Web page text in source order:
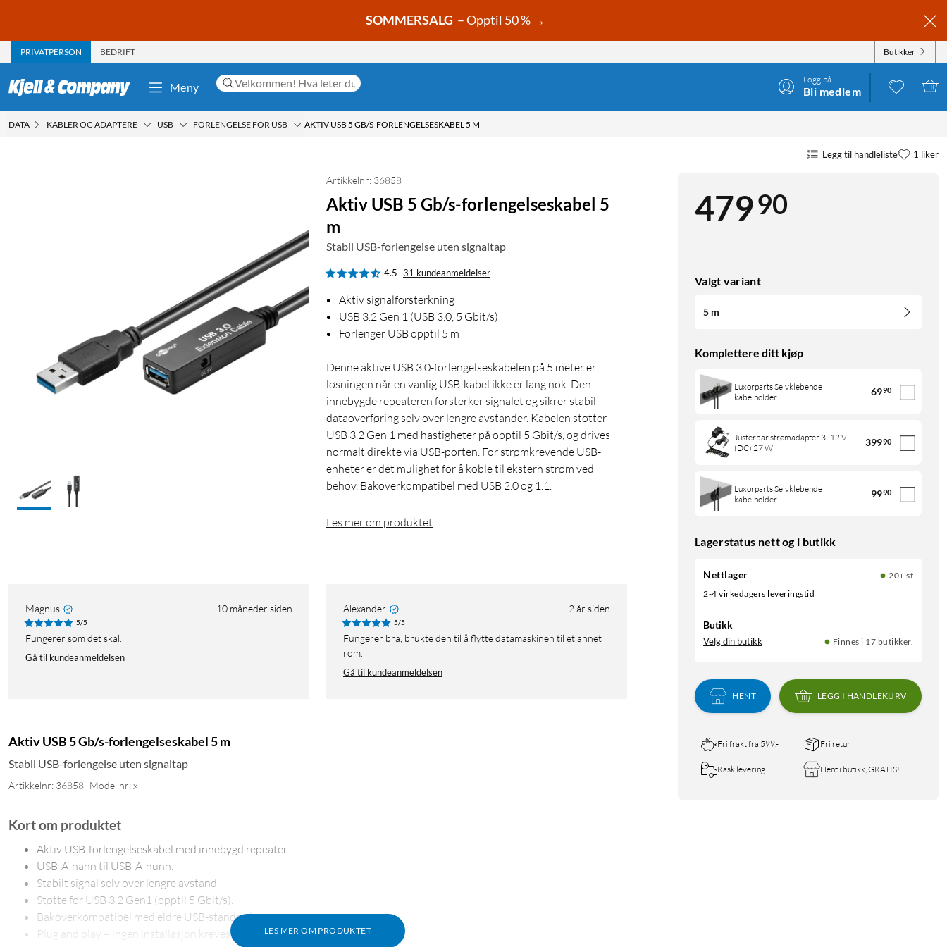
SOMMERSALG – Opptil 50 % →
PRIVATPERSON BEDRIFT Butikker
Meny
Logg på
Bli medlem
DATA KABLER OG ADAPTERE USB FORLENGELSE FOR USB AKTIV USB 5 GB/S-FORLENGELSESKABEL 5 M
Legg til handleliste 1 liker
47990
Valgt variant
5 m
Komplettere ditt kjøp
Luxorparts Selvklebende
kabelholder
6990
Justerbar strømadapter 3–12 V
(DC) 27 W
39990
Luxorparts Selvklebende
kabelholder
9990
Lagerstatus nett og i butikk
Nettlager
20+ st
2-4 virkedagers leveringstid
Butikk
Velg din butikk Finnes i 17 butikker.
HENT LEGG I HANDLEKURV
Fri frakt fra 599,- Fri retur
Rask levering Hent i butikk, GRATIS!
Artikkelnr: 36858
Aktiv USB 5 Gb/s-forlengelseskabel 5
m
Stabil USB-forlengelse uten signaltap
4.5 31 kundeanmeldelser
Aktiv signalforsterkning
USB 3.2 Gen 1 (USB 3.0, 5 Gbit/s)
Forlenger USB opptil 5 m
Denne aktive USB 3.0-forlengelseskabelen på 5 meter er
løsningen når en vanlig USB-kabel ikke er lang nok. Den
innebygde repeateren forsterker signalet og sikrer stabil
dataoverføring selv over lengre avstander. Kabelen støtter
USB 3.2 Gen 1 med hastigheter på opptil 5 Gbit/s, og drives
normalt direkte via USB-porten. For strømkrevende USB-
enheter er det mulighet for å koble til ekstern strøm ved
behov. Bakoverkompatibel med USB 2.0 og 1.1.
Les mer om produktet
Magnus 10 måneder siden
5/5
Fungerer som det skal.
Gå til kundeanmeldelsen
Alexander 2 år siden
5/5
Fungerer bra, brukte den til å flytte datamaskinen til et annet
rom.
Gå til kundeanmeldelsen
Aktiv USB 5 Gb/s-forlengelseskabel 5 m
Stabil USB-forlengelse uten signaltap
Artikkelnr: 36858 Modellnr: x
LES MER OM PRODUKTET
Kort om produktet
Aktiv USB-forlengelseskabel med innebygd repeater.
USB-A-hann til USB-A-hunn.
Stabilt signal selv over lengre avstand.
Støtte for USB 3.2 Gen1 (opptil 5 Gbit/s).
Bakoverkompatibel med eldre USB-standarder.
Plug and play – ingen installasjon kreves.